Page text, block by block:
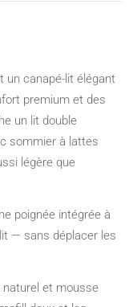
un canapé-lit élégant
premium et des
un lit double
sommier à lattes
légère que
poignée intégrée à
— sans déplacer les
naturel et mousse